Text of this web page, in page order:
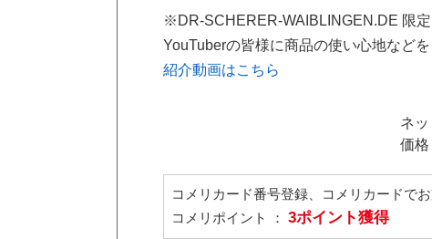
※DR-SCHERER-WAIBLINGEN.DE 限
YouTuberの皆様に商品の使い心地など
紹介動画はこちら
ネ
価格
コメリカード番号登録、コメリカードで
コメリポイント ： 3ポイント獲得